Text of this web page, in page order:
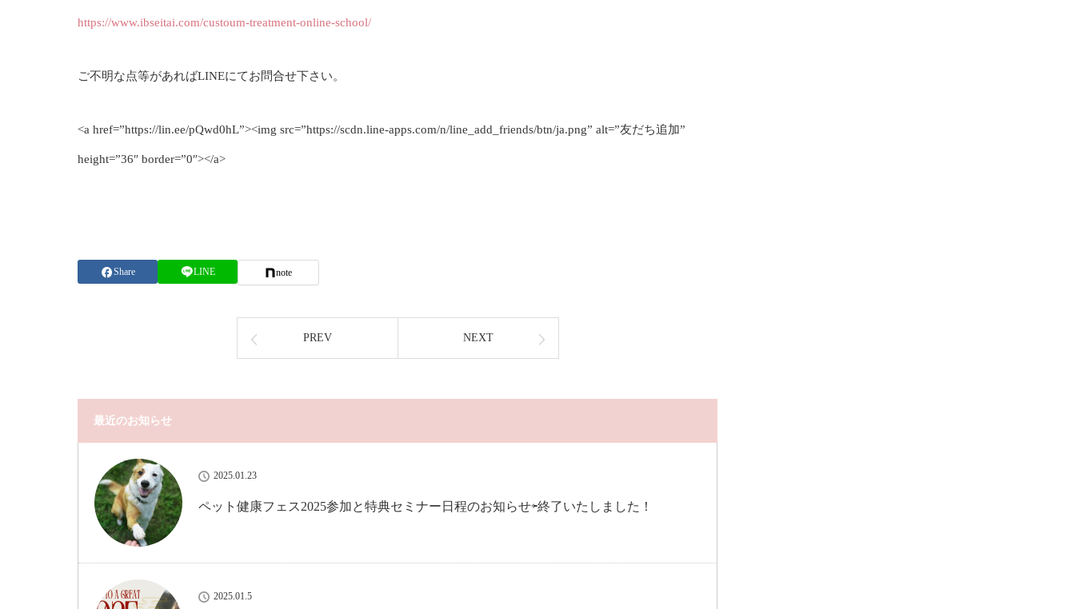
https://www.ibseitai.com/custoum-treatment-online-school/
ご不明な点等があればLINEにてお問合せ下さい。
<a href=”https://lin.ee/pQwd0hL”><img src=”https://scdn.line-apps.com/n/line_add_friends/btn/ja.png” alt=”友だち追加”
height=”36″ border=”0″></a>
Share LINE note
PREV NEXT
最近のお知らせ
2025.01.23
ペット健康フェス2025参加と特典セミナー日程のお知らせ⇦終了いたしました！
2025.01.5